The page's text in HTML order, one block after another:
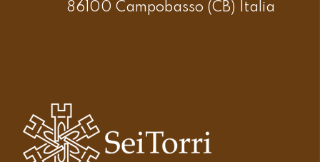
86100 Campobasso (CB) Italia